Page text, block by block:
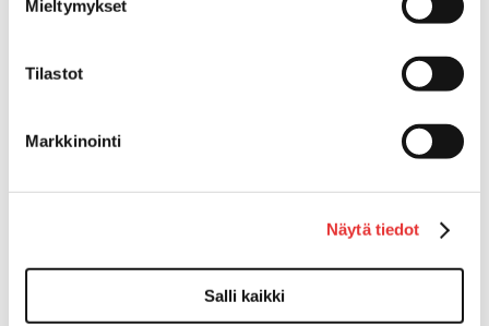
Mieltymykset
Tilastot
Markkinointi
Näytä tiedot
Salli kaikki
Venerenkaat ja silmukkapultit/-